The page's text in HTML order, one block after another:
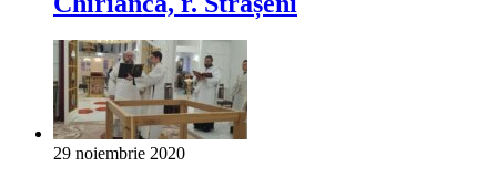
29 noiembrie 2020